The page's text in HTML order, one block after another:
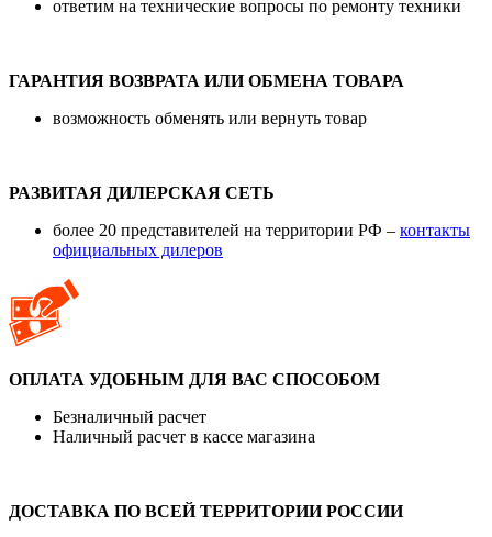
ответим на технические вопросы по ремонту техники
ГАРАНТИЯ ВОЗВРАТА ИЛИ ОБМЕНА ТОВАРА
возможность обменять или вернуть товар
РАЗВИТАЯ ДИЛЕРСКАЯ СЕТЬ
более 20 представителей на территории РФ – контакты
официальных дилеров
ОПЛАТА УДОБНЫМ ДЛЯ ВАС СПОСОБОМ
Безналичный расчет
Наличный расчет в кассе магазина
ДОСТАВКА ПО ВСЕЙ ТЕРРИТОРИИ РОССИИ